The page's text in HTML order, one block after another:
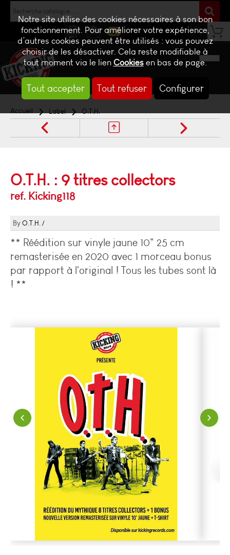
Notre site utilise des cookies nécessaires à son bon
fonctionnement. Pour améliorer votre expérience,
d’autres cookies peuvent être utilisés : vous pouvez
choisir de les désactiver. Cela reste modifiable à
tout moment via le lienCookiesen bas de page.
Tout accepter Tout refuser Configurer
NEWS CONTACTBILLETTERIE
Accueil Label O.T.H.
O.T.H. : 9 titres collectors
ref. Kicking118
O.T.H.
** Réédition sur vinyle jaune 10" 25 cm
remasterisée en 2020 avec 1 morceau bonus
par rapport à l'original ! Tous les tubes sont là
! **